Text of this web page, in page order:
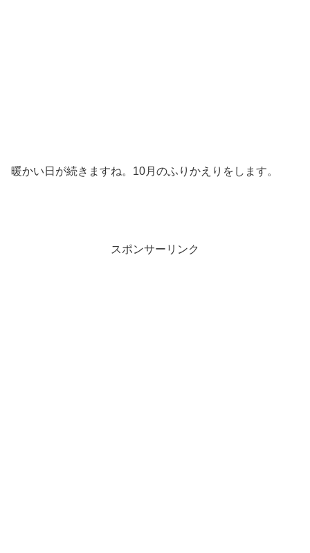
暖かい日が続きますね。10月のふりかえりをします。
スポンサーリンク